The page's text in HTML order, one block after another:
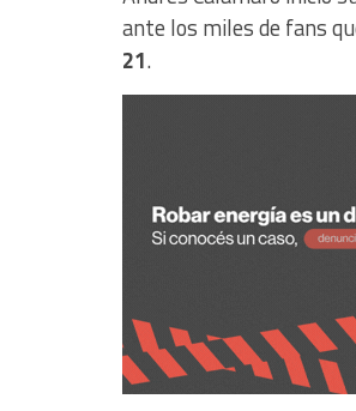
ante los miles de fans
21.